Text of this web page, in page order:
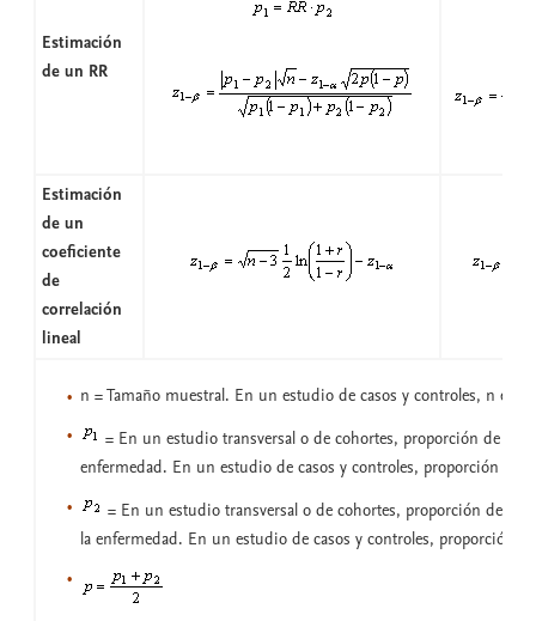
Estimación
de un RR
Estimación
de un
coeficiente
de
correlación
lineal
n = Tamaño muestral. En un estudio de casos y controles, n es
= En un estudio transversal o de cohortes, proporción de
enfermedad. En un estudio de casos y controles, proporción de
= En un estudio transversal o de cohortes, proporción de no
la enfermedad. En un estudio de casos y controles, proporción